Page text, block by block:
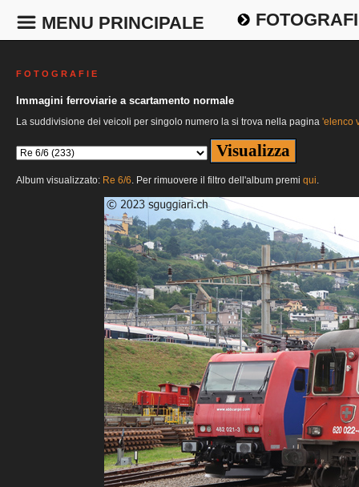
MENU PRINCIPALE
F O T O G R A F I E
Immagini ferroviarie a scartamento normale
La suddivisione dei veicoli per singolo numero la si trova nella pagina 'elenco
Album visualizzato: Re 6/6. Per rimuovere il filtro dell'album premi qui.